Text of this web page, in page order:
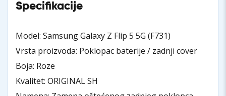
Specifikacije
Model: Samsung Galaxy Z Flip 5 5G (F731)
Vrsta proizvoda: Poklopac baterije / zadnji cover
Boja: Roze
Kvalitet: ORIGINAL SH